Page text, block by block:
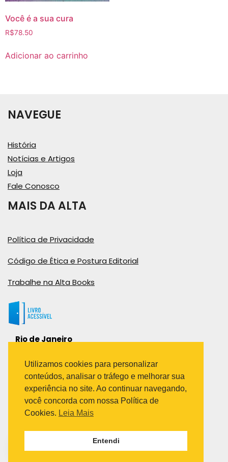
Você é a sua cura
R$78.50
Adicionar ao carrinho
NAVEGUE
História
Notícias e Artigos
Loja
Fale Conosco
MAIS DA ALTA
Política de Privacidade
Código de Ética e Postura Editorial
Trabalhe na Alta Books
Rio de Janeiro
Bairro Industrial do Jacaré
Rio de Janeiro – RJ – CEP: 20970-031
Telefone:
(21) 3278-8069
(21) 3995-7512
Avenida Paulista 1636 / sala 1407
Utilizamos cookies para personalizar
conteúdos, analisar o tráfego e melhorar sua
experiência no site. Ao continuar navegando,
você concorda com nossa Política de
Cookies. Leia Mais
Entendi